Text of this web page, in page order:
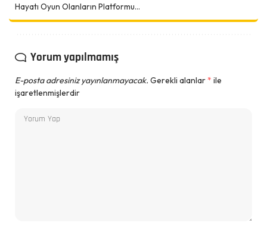
Hayatı Oyun Olanların Platformu...
Yorum yapılmamış
E-posta adresiniz yayınlanmayacak. Gerekli alanlar* ile
işaretlenmişlerdir